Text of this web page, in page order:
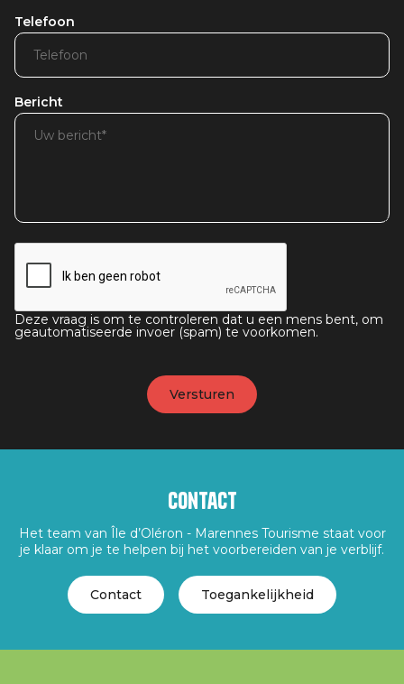
Telefoon
Bericht
Deze vraag is om te controleren dat u een mens bent, om
geautomatiseerde invoer (spam) te voorkomen.
Contact
Het team van Île d’Oléron - Marennes Tourisme staat voor
je klaar om je te helpen bij het voorbereiden van je verblijf.
Contact Toegankelijkheid